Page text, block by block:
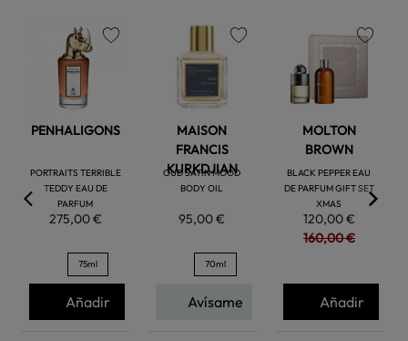
PENHALIGONS
PORTRAITS TERRIBLE
TEDDY EAU DE
PARFUM
275,00 €
75ml
Añadir
MAISON
FRANCIS
KURKDJIAN
OUD SATIN MOOD
BODY OIL
95,00 €
70ml
Avísame
MOLTON
BROWN
BLACK PEPPER EAU
DE PARFUM GIFT SET
XMAS
120,00 €
160,00 €
Añadir